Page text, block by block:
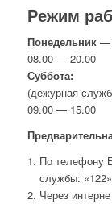
Режим
Понедельник —
08.00 — 20.00
Суббота:
(дежурная
09.00 — 15.00
По телефону
службы: «122»
Через